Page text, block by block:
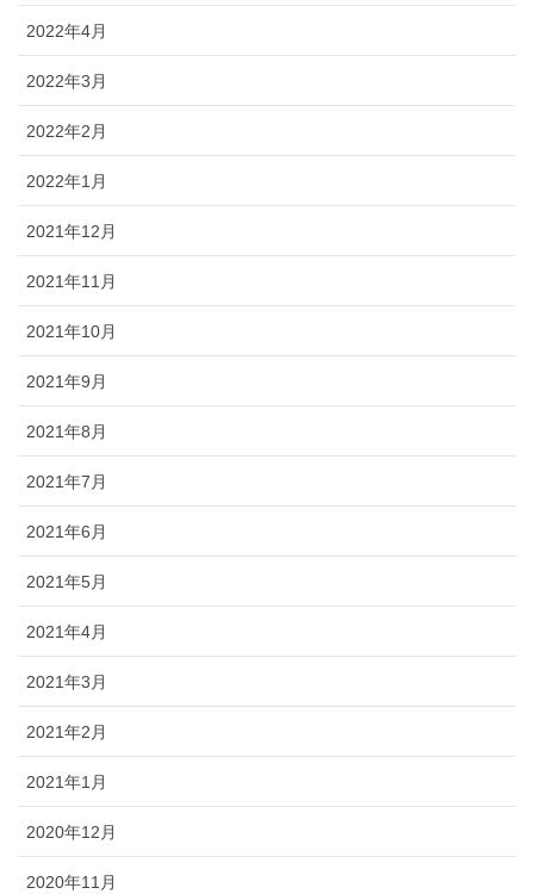
2022年4月
2022年3月
2022年2月
2022年1月
2021年12月
2021年11月
2021年10月
2021年9月
2021年8月
2021年7月
2021年6月
2021年5月
2021年4月
2021年3月
2021年2月
2021年1月
2020年12月
2020年11月